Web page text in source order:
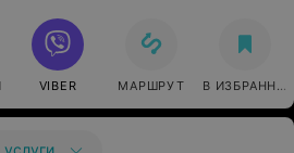
VIBER МАРШРУТ В ИЗБРАННОЕ